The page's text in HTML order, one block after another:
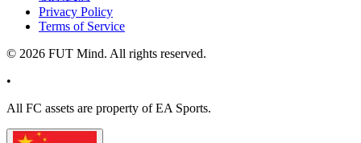
Privacy Policy
Terms of Service
© 2026 FUT Mind. All rights reserved.
•
All FC assets are property of EA Sports.